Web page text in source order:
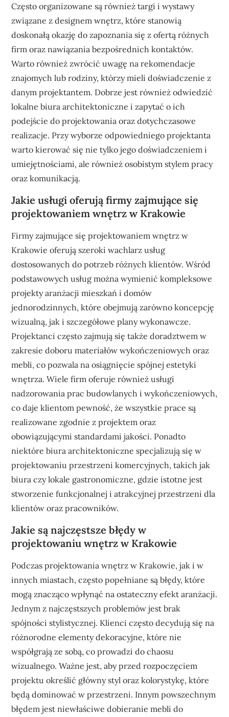
Często organizowane są również targi i wystawy
związane z designem wnętrz, które stanowią
doskonałą okazję do zapoznania się z ofertą różnych
firm oraz nawiązania bezpośrednich kontaktów.
Warto również zwrócić uwagę na rekomendacje
znajomych lub rodziny, którzy mieli doświadczenie z
danym projektantem. Dobrze jest również odwiedzić
lokalne biura architektoniczne i zapytać o ich
podejście do projektowania oraz dotychczasowe
realizacje. Przy wyborze odpowiedniego projektanta
warto kierować się nie tylko jego doświadczeniem i
umiejętnościami, ale również osobistym stylem pracy
oraz komunikacją.
Jakie usługi oferują firmy zajmujące się
projektowaniem wnętrz w Krakowie
Firmy zajmujące się projektowaniem wnętrz w
Krakowie oferują szeroki wachlarz usług
dostosowanych do potrzeb różnych klientów. Wśród
podstawowych usług można wymienić kompleksowe
projekty aranżacji mieszkań i domów
jednorodzinnych, które obejmują zarówno koncepcję
wizualną, jak i szczegółowe plany wykonawcze.
Projektanci często zajmują się także doradztwem w
zakresie doboru materiałów wykończeniowych oraz
mebli, co pozwala na osiągnięcie spójnej estetyki
wnętrza. Wiele firm oferuje również usługi
nadzorowania prac budowlanych i wykończeniowych,
co daje klientom pewność, że wszystkie prace są
realizowane zgodnie z projektem oraz
obowiązującymi standardami jakości. Ponadto
niektóre biura architektoniczne specjalizują się w
projektowaniu przestrzeni komercyjnych, takich jak
biura czy lokale gastronomiczne, gdzie istotne jest
stworzenie funkcjonalnej i atrakcyjnej przestrzeni dla
klientów oraz pracowników.
Jakie są najczęstsze błędy w
projektowaniu wnętrz w Krakowie
Podczas projektowania wnętrz w Krakowie, jak i w
innych miastach, często popełniane są błędy, które
mogą znacząco wpłynąć na ostateczny efekt aranżacji.
Jednym z najczęstszych problemów jest brak
spójności stylistycznej. Klienci często decydują się na
różnorodne elementy dekoracyjne, które nie
współgrają ze sobą, co prowadzi do chaosu
wizualnego. Ważne jest, aby przed rozpoczęciem
projektu określić główny styl oraz kolorystykę, które
będą dominować w przestrzeni. Innym powszechnym
błędem jest niewłaściwe dobieranie mebli do